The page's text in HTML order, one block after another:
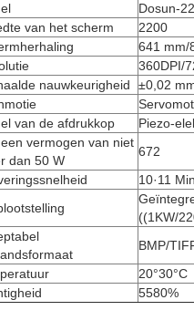
Dosun-
van het scherm
2200
641 mm/
360DPI/
nauwkeurigheid
±0,02
van de afdrukkop
Piezo-
vermogen van niet
dan 50 W
672
10·11
((1KW/
BMP/
20°30°C
55­80%